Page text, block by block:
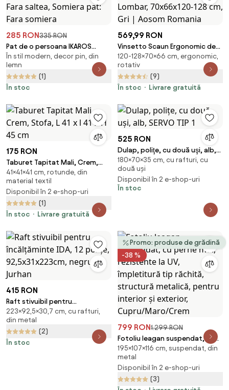
285 RON335 RON
Pat de o persoana IKAROS
DOUBLE 90 x 200 cm,
antracit/alb Saltele: Fara
saltea, Somiera pat: Fara
somiera
În stil modern, decor pin, din
lemn
(1)
În stoc
569,99 RON
Vinsetto Scaun Ergonomic de
Birou, Tetieră Reglabilă, Suport
Lombar, 70x66x120-128 cm, Gri |
Aosom Romania
120-128×70×66 cm, ergonomic,
rotativ
(9)
În stoc
Livrare gratuită
175 RON
Taburet Tapitat Mali, Crem,
Stofa, L 41 x l 41 x H 45 cm
41×41×41 cm, rotunde, din
material textil
Disponibil în 2 e-shop-uri
(1)
În stoc
Livrare gratuită
525 RON
Dulap, poliţe, cu două uşi, alb,
SERVO TIP 1
180×70×35 cm, cu rafturi, cu
două uși
Disponibil în 2 e-shop-uri
În stoc
415 RON
Raft stivuibil pentru
încălțăminte IDA, 12 polițe,
92,5x31x223cm, negru Jurhan
223×92,5×30,7 cm, cu rafturi,
din metal
(2)
În stoc
Promo: produse de grădină
-38 %
799 RON1.299 RON
Fotoliu leagan suspendat, cu
perne moi, rezistente la UV,
împletitură tip răchită,
structură metalică, pentru
interior și exterior,
195×107×116 cm, suspendat, din
metal
Disponibil în 2 e-shop-uri
(3)